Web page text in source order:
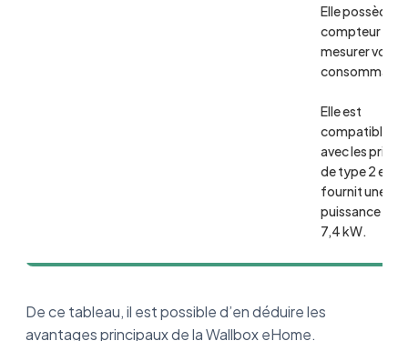
Elle possède
compteur
mesurer votre
Elle est
compatible
avec les prises
de type 2 et
fournit une
puissance de
7,4 kW.
De ce tableau, il est possible d’en déduire les
avantages principaux de la Wallbox eHome.